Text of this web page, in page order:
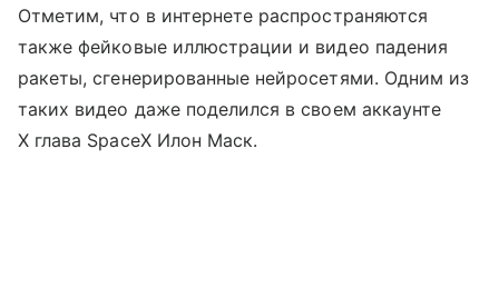
Отметим, что в интернете распространяются
также фейковые иллюстрации и видео падения
ракеты, сгенерированные нейросетями. Одним из
таких видео даже поделился в своем аккаунте
X глава SpaceX Илон Маск.